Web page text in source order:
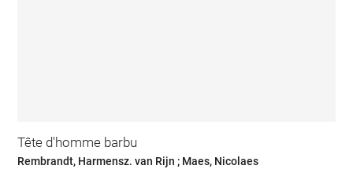
Tête d'homme barbu
Rembrandt, Harmensz. van Rijn ; Maes, Nicolaes